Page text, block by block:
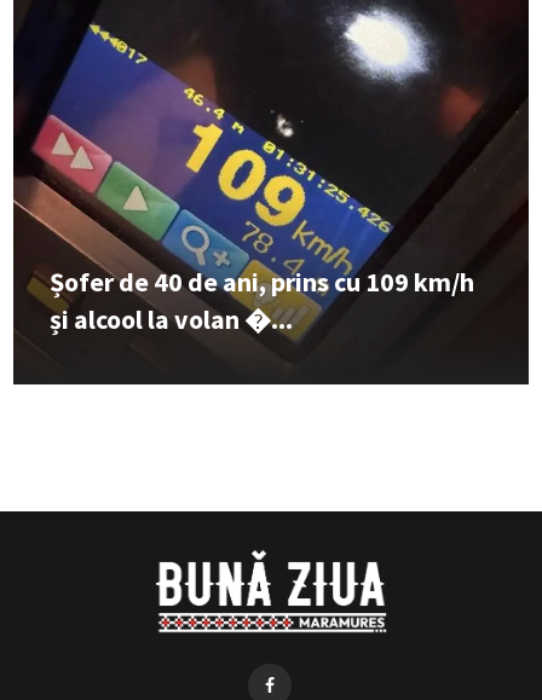
Șofer de 40 de ani, prins cu 109 km/h
și alcool la volan �...